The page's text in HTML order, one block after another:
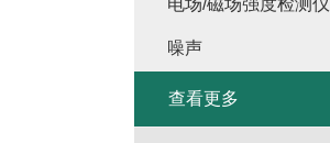
电场/磁场强度检测仪
噪声
查看更多